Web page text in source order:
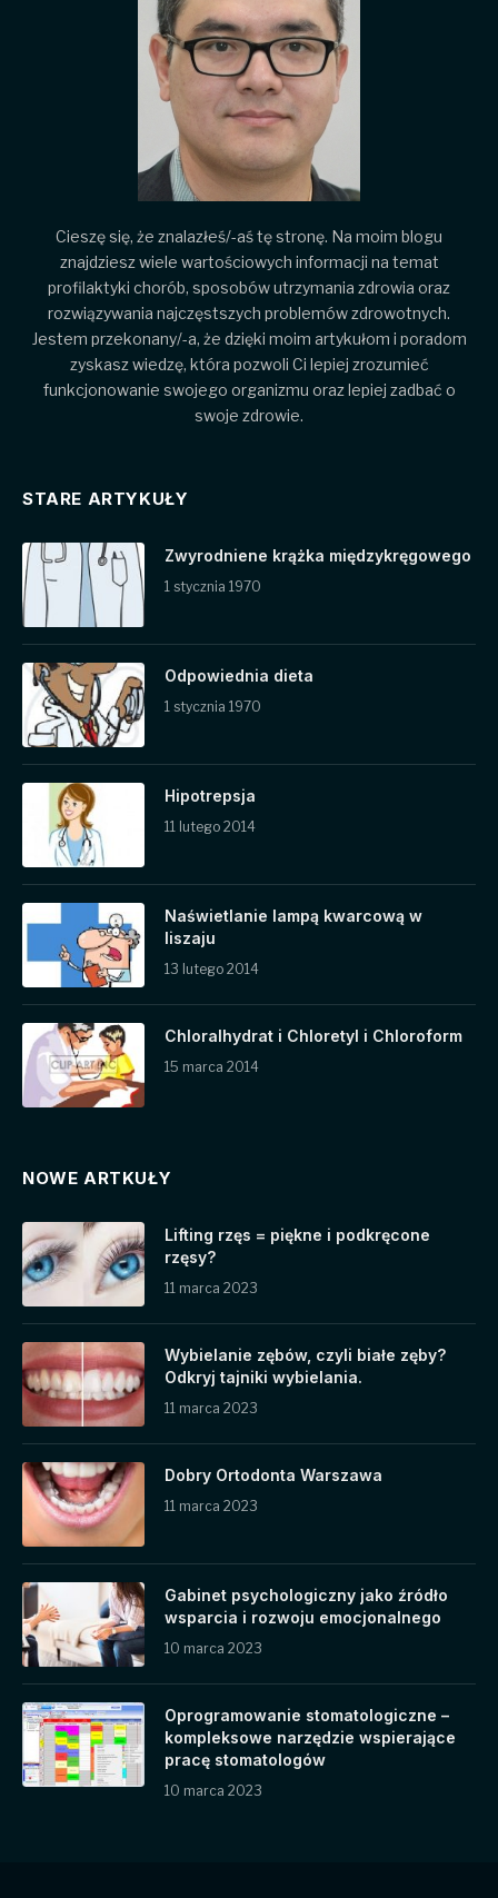
Cieszę się, że znalazłeś/-aś tę stronę. Na moim blogu
znajdziesz wiele wartościowych informacji na temat
profilaktyki chorób, sposobów utrzymania zdrowia oraz
rozwiązywania najczęstszych problemów zdrowotnych.
Jestem przekonany/-a, że dzięki moim artykułom i poradom
zyskasz wiedzę, która pozwoli Ci lepiej zrozumieć
funkcjonowanie swojego organizmu oraz lepiej zadbać o
swoje zdrowie.
STARE ARTYKUŁY
Zwyrodniene krążka międzykręgowego
1 stycznia 1970
Odpowiednia dieta
1 stycznia 1970
Hipotrepsja
11 lutego 2014
Naświetlanie lampą kwarcową w
liszaju
13 lutego 2014
Chloralhydrat i Chloretyl i Chloroform
15 marca 2014
NOWE ARTKUŁY
Lifting rzęs = piękne i podkręcone
rzęsy?
11 marca 2023
Wybielanie zębów, czyli białe zęby?
Odkryj tajniki wybielania.
11 marca 2023
Dobry Ortodonta Warszawa
11 marca 2023
Gabinet psychologiczny jako źródło
wsparcia i rozwoju emocjonalnego
10 marca 2023
Oprogramowanie stomatologiczne –
kompleksowe narzędzie wspierające
pracę stomatologów
10 marca 2023